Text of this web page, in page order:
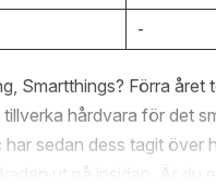
-
Smartthings? Förra året
hårdvara för det
sedan dess tagit över
ut på insidan. Är du